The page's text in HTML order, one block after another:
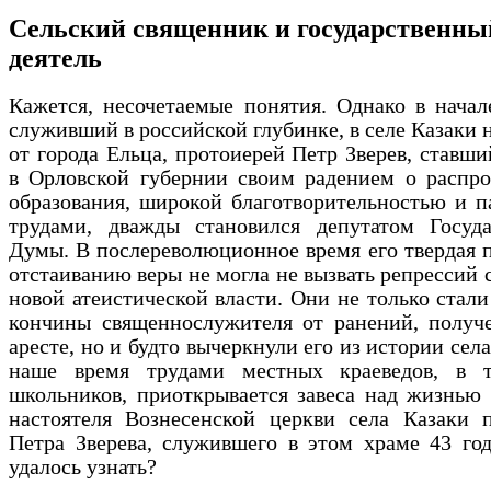
Сельский священник и
деятель
Кажется, несочетаемые понятия. Однако в
служивший в российской глубинке, в селе Казаки
от города Ельца, протоиерей Петр Зверев,
в Орловской губернии своим радением о
образования, широкой благотворительностью и
трудами, дважды становился депутатом
Думы. В послереволюционное время его твердая
отстаиванию веры не могла не вызвать репрессий
новой атеистической власти. Они не только
кончины священнослужителя от ранений,
аресте, но и будто вычеркнули его из истории
наше время трудами местных краеведов, в
школьников, приоткрывается завеса над
настоятеля Вознесенской церкви села Казаки
Петра Зверева, служившего в этом храме 43
удалось узнать?